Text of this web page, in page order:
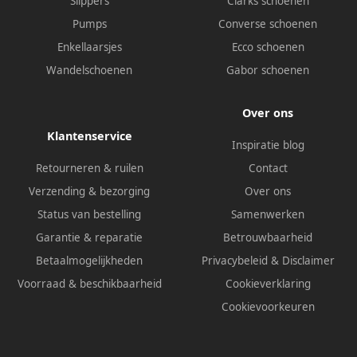
Pumps
Enkellaarsjes
Wandelschoenen
Converse schoenen
Ecco schoenen
Gabor schoenen
Klantenservice
Retourneren & ruilen
Verzending & bezorging
Status van bestelling
Garantie & reparatie
Betaalmogelijkheden
Voorraad & beschikbaarheid
Over ons
Inspiratie blog
Contact
Over ons
Samenwerken
Betrouwbaarheid
Privacybeleid & Disclaimer
Cookieverklaring
Cookievoorkeuren